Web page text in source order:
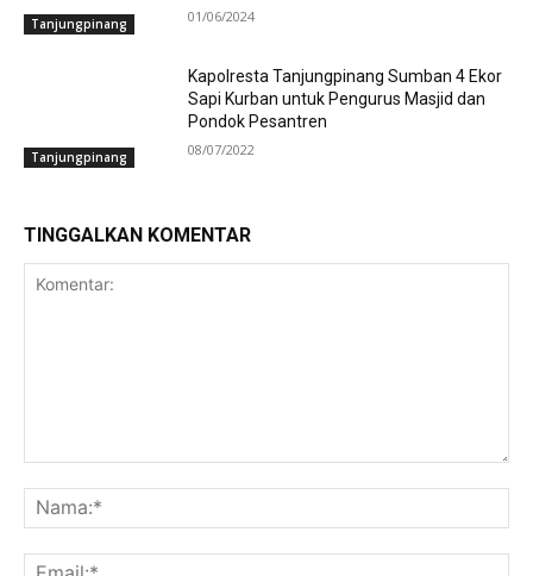
Tanjungpinang 01/06/2024
Tanjungpinang
Kapolresta Tanjungpinang Sumban 4 Ekor
Sapi Kurban untuk Pengurus Masjid dan
Pondok Pesantren
08/07/2022
TINGGALKAN KOMENTAR